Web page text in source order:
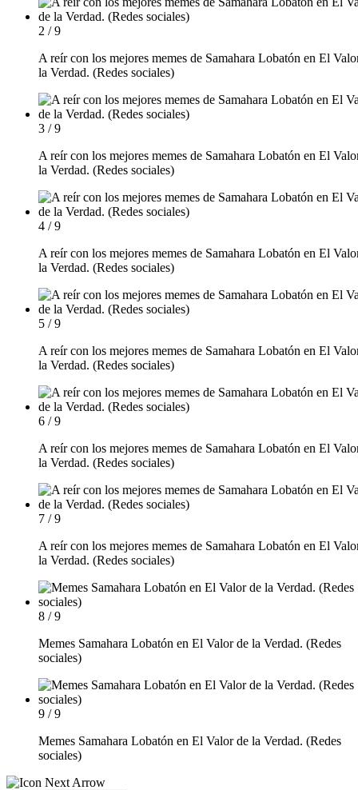
2 / 9
A reír con los mejores memes de Samahara Lobatón en El
la Verdad. (Redes sociales)
3 / 9
A reír con los mejores memes de Samahara Lobatón en El
la Verdad. (Redes sociales)
4 / 9
A reír con los mejores memes de Samahara Lobatón en El
la Verdad. (Redes sociales)
5 / 9
A reír con los mejores memes de Samahara Lobatón en El
la Verdad. (Redes sociales)
6 / 9
A reír con los mejores memes de Samahara Lobatón en El
la Verdad. (Redes sociales)
7 / 9
A reír con los mejores memes de Samahara Lobatón en El
la Verdad. (Redes sociales)
8 / 9
Memes Samahara Lobatón en El Valor de la Verdad. (Redes
sociales)
9 / 9
Memes Samahara Lobatón en El Valor de la Verdad. (Redes
sociales)